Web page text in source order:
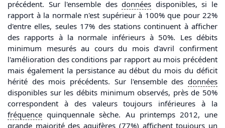
précédent. Sur l'ensemble desdonnées disponibles, si le
rapport à la normale n'est supérieur à 100% que pour 22%
d'entre elles, seules 17% des stations continuent à afficher
des rapports à la normale inférieurs à 50%. Les débits
minimum mesurés au cours du mois d'avril confirment
l'amélioration des conditions par rapport au mois précédent
mais également la persistance au début du mois du déficit
hérité des mois précédents. Sur l'ensemble des données
disponibles sur les débits minimum observés, près de 50%
correspondent à des valeurs toujours inférieures à la
fréquence quinquennale sèche. Au printemps 2012, une
grande majorité des aquifères (77%) affichent toujours un